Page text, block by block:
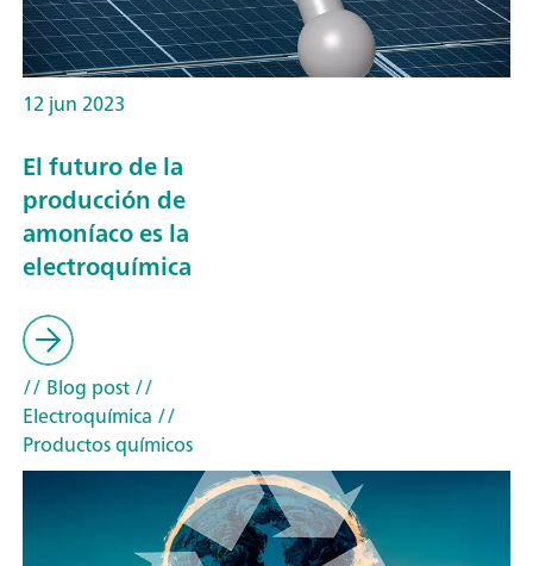
12 jun 2023
El futuro de la
producción de
amoníaco es la
electroquímica
// Blog post//
Electroquímica //
Productos químicos